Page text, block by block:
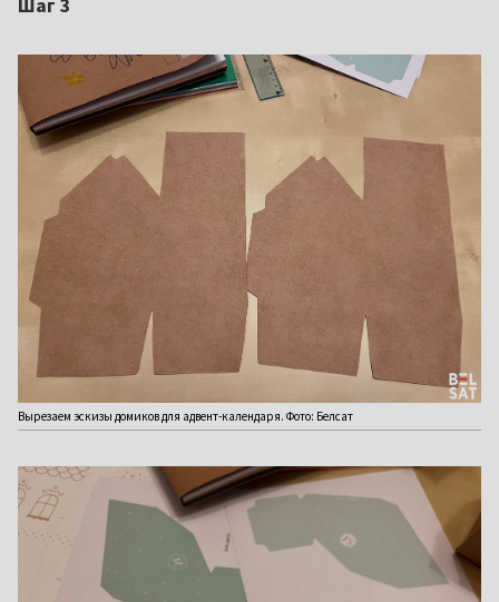
Шаг 3
Вырезаем эскизы домиков для адвент-календаря. Фото: Белсат